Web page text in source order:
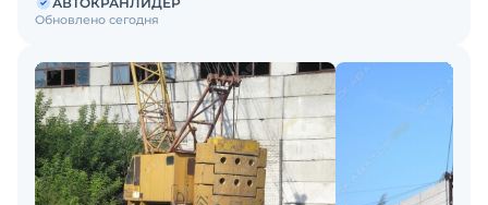
Обновлено сегодня